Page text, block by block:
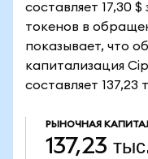
составляет 17,30
токенов в
показывает, что
капитализация
составляет 137,23
РЫНОЧНАЯ
137,23